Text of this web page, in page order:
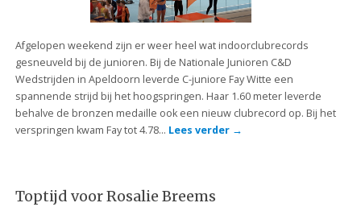
Afgelopen weekend zijn er weer heel wat indoorclubrecords
gesneuveld bij de junioren. Bij de Nationale Junioren C&D
Wedstrijden in Apeldoorn leverde C-juniore Fay Witte een
spannende strijd bij het hoogspringen. Haar 1.60 meter leverde
behalve de bronzen medaille ook een nieuw clubrecord op. Bij het
verspringen kwam Fay tot 4.78… Lees verder →
Toptijd voor Rosalie Breems